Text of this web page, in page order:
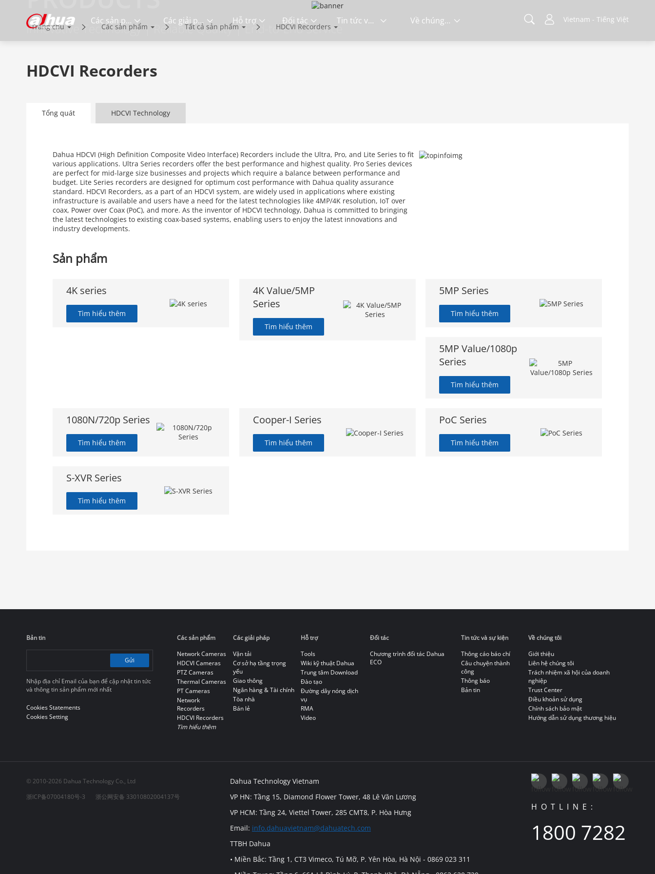
Vietnam - Tiếng Việt
Các sản phẩm Các giải pháp Hỗ trợ Đối tác Tin tức và sự kiện Về chúng tôi
Innovative Technology | Reliable Quality | End-to-End Service
Trang chủ Các sản phẩm Tất cả sản phẩm HDCVI Recorders
HDCVI Recorders
Tổng quát HDCVI Technology
Dahua HDCVI (High Definition Composite Video Interface) Recorders include the Ultra, Pro, and Lite Series to fit
various applications. Ultra Series recorders offer the best performance and highest quality. Pro Series devices
are perfect for mid-large size businesses and projects which require a balance between performance and
budget. Lite Series recorders are designed for optimum cost performance with Dahua quality assurance
standard. HDCVI Recorders, as a part of an HDCVI system, are widely used in applications where existing
infrastructure is available and users have a need for the latest technologies like 4MP/4K resolution, IoT over
coax, Power over Coax (PoC), and more. As the inventor of HDCVI technology, Dahua is committed to bringing
the latest technologies to existing coax-based systems, enabling users to enjoy the latest innovations and
industry developments.
Sản phẩm
4K series
Tìm hiểu thêm
4K Value/5MP
Series
Tìm hiểu thêm
5MP Series
Tìm hiểu thêm
5MP Value/1080p
Series
Tìm hiểu thêm
1080N/720p Series
Tìm hiểu thêm
Cooper-I Series
Tìm hiểu thêm
PoC Series
Tìm hiểu thêm
S-XVR Series
Tìm hiểu thêm
Bản tin
Gửi
Nhập địa chỉ Email của bạn để cập nhật tin tức
và thông tin sản phẩm mới nhất
Cookies Statements
Cookies Setting
Các sản phẩm
Network Cameras
HDCVI Cameras
PTZ Cameras
Thermal Cameras
PT Cameras
Network
Recorders
HDCVI Recorders
Tìm hiểu thêm
Các giải pháp
Vận tải
Cơ sở hạ tầng trọng
yếu
Giao thông
Ngân hàng & Tài chính
Tòa nhà
Bán lẻ
Hỗ trợ
Tools
Wiki kỹ thuật Dahua
Trung tâm Download
Đào tạo
Đường dây nóng dịch
vụ
RMA
Video
Đối tác
Chương trình đối tác Dahua
ECO
Tin tức và sự kiện
Thông cáo báo chí
Câu chuyện thành
công
Thông báo
Bản tin
Về chúng tôi
Giới thiệu
Liên hệ chúng tôi
Trách nhiệm xã hội của doanh
nghiệp
Trust Center
Điều khoản sử dụng
Chính sách bảo mật
Hướng dẫn sử dụng thương hiệu
HOTLINE:
1800 7282
Dahua Technology Vietnam
VP HN: Tầng 15, Diamond Flower Tower, 48 Lê Văn Lương
VP HCM: Tầng 24, Viettel Tower, 285 CMT8, P. Hòa Hưng
Email: info.dahuavietnam@dahuatech.com
TTBH Dahua
• Miền Bắc: Tầng 1, CT3 Vimeco, Tú Mỡ, P. Yên Hòa, Hà Nội - 0869 023 311
© 2010-2026 Dahua Technology Co., Ltd
浙ICP备07004180号-3
浙公网安备 33010802004137号